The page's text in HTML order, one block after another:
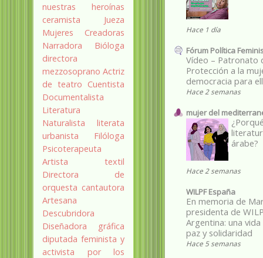
nuestras heroínas
ceramista
Jueza
Mujeres Creadoras
Narradora
Bióloga
directora
mezzosoprano Actriz
de teatro Cuentista
Documentalista
Literatura
Naturalista
literata
urbanista
Filóloga
Psicoterapeuta
Artista textil
Directora de
orquesta cantautora
Artesana
Descubridora
Diseñadora gráfica
diputada feminista y
activista por los
Hace 1 día
Fórum Política
Vídeo – Patronato
Protección a la
democracia para
Hace 2 semanas
mujer del
árabe?
Hace 2 semanas
WILPF España
En memoria de
presidenta de
Argentina: una
paz y solidaridad
Hace 5 semanas